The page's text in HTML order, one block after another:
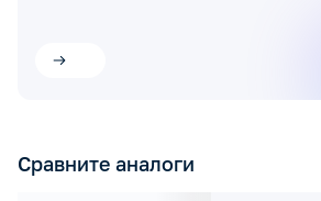
Сравните аналоги